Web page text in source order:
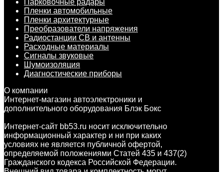
Парковочные радары
Пленки автомобильные
Пленки архитектурные
Преобразователи напряжения
Радиостанции CB и антенны
Расходные материалы
Сигналы звуковые
Шумоизоляция
Диагностические приборы
О компании
Интернет-магазин автоэлектроники и
дополнительного оборудования Блэк Бокс
Интернет-сайт bb53.ru носит исключительно
информационный характер и ни при каких
условиях не является публичной офертой,
определяемой положениями Статей 435 и 437(2)
Гражданского кодекса Российской Федерации.